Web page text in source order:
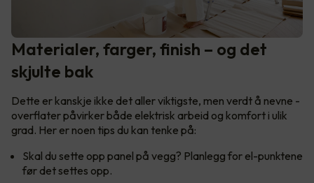
Materialer, farger, finish – og det
skjulte bak
Dette er kanskje ikke det aller viktigste, men verdt å nevne -
overflater påvirker både elektrisk arbeid og komfort i ulik
grad. Her er noen tips du kan tenke på:
Skal du sette opp panel på vegg? Planlegg for el-punktene
før det settes opp.